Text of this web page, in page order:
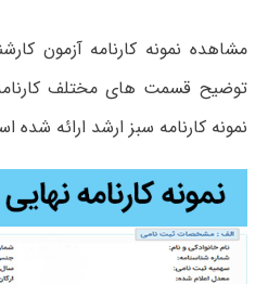
مشاهده نمونه کارنامه آزمون
توضیح قسمت های مختلف
نمونه کارنامه سبز ارشد ارائه شده